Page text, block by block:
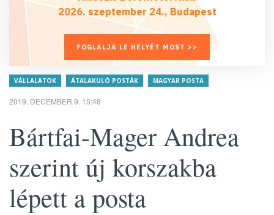
2026. szeptember 24., Budapest
FOGLALJA LE HELYÉT MOST >>
VÁLLALATOK ÁTALAKULÓ POSTÁK MAGYAR POSTA
2019. DECEMBER 9. 15:48
Bártfai-Mager Andrea
szerint új korszakba
lépett a posta